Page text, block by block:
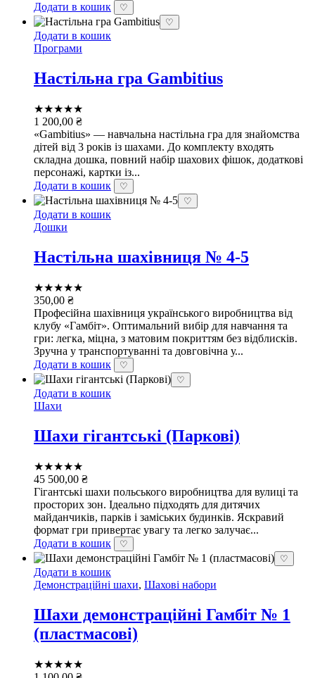
Додати в кошик
♡
♡
Додати в кошик
Програми
Настільна гра Gambitius
★★★★★
1 200,00 ₴
«Gambitius» — навчальна настільна гра для знайомства
дітей від 3 років із шахами. До комплекту входять
складна дошка, повний набір шахових фішок, додаткові
персонажі, картки із...
Додати в кошик
♡
♡
Додати в кошик
Дошки
Настільна шахівниця № 4-5
★★★★★
350,00 ₴
Професійна шахівниця українського виробництва від
клубу «Гамбіт». Оптимальний вибір для навчання та
гри: легка, міцна, з матовим покриттям без відблисків.
Зручна у транспортуванні та довговічна у...
Додати в кошик
♡
♡
Додати в кошик
Шахи
Шахи гігантські (Паркові)
★★★★★
45 500,00 ₴
Гігантські шахи польського виробництва для вулиці та
просторих зон. Ідеально підходять для дитячих
майданчиків, парків і заміських будинків. Яскравий
формат гри привертає увагу та легко залучає...
Додати в кошик
♡
♡
Додати в кошик
Демонстраційні шахи, Шахові набори
Шахи демонстраційні Гамбіт № 1
(пластмасові)
★★★★★